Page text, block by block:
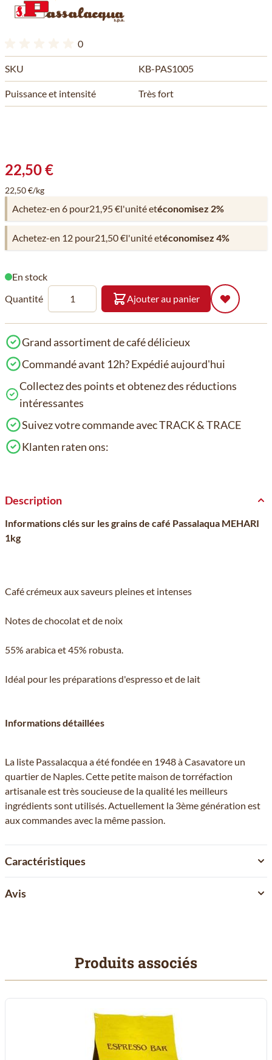
0
SKU KB-PAS1005
Puissance et intensité Très fort
22,50 €
22,50 €/kg
Achetez-en 6 pour21,95 €l'unité etéconomisez 2%
Achetez-en 12 pour21,50 €l'unité etéconomisez 4%
En stock
Quantité
Ajouter au panier
Grand assortiment de café délicieux
Commandé avant 12h? Expédié aujourd'hui
Collectez des points et obtenez des réductions
intéressantes
Suivez votre commande avec TRACK & TRACE
Klanten raten ons:
Description
Informations clés sur les grains de café Passalaqua MEHARI
1kg
Café crémeux aux saveurs pleines et intenses
Notes de chocolat et de noix
55% arabica et 45% robusta.
Idéal pour les préparations d'espresso et de lait
Informations détaillées
La liste Passalacqua a été fondée en 1948 à Casavatore un
quartier de Naples. Cette petite maison de torréfaction
artisanale est très soucieuse de la qualité les meilleurs
ingrédients sont utilisés. Actuellement la 3ème génération est
aux commandes avec la même passion.
Caractéristiques
Avis
Produits associés
Il est possible de naviguer entre les éléments du carrousel à
Cliquer pour passer le carrousel
Cliquer pour accéder à la navigation en carrousel